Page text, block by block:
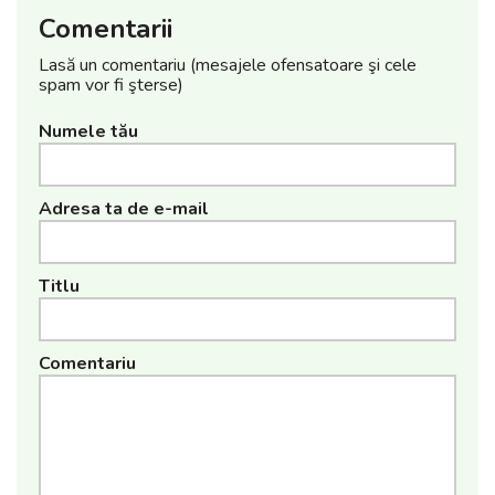
Comentarii
Lasă un comentariu (mesajele ofensatoare şi cele
spam vor fi şterse)
Numele tău
Adresa ta de e-mail
Titlu
Comentariu